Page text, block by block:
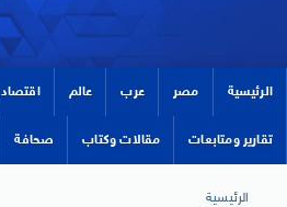
الرئيسية مصر عرب عالم اقتصاد
تقارير ومتابعات مقالات وكتاب صحافة
الرئيسية